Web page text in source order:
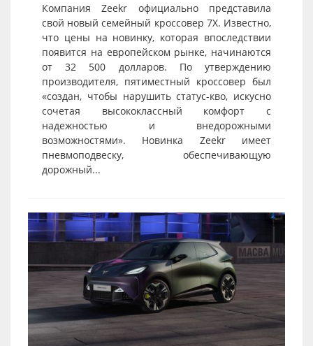
Компания Zeekr официально представила
свой новый семейный кроссовер 7X. Известно,
что цены на новинку, которая впоследствии
появится на европейском рынке, начинаются
от 32 500 долларов. По утверждению
производителя, пятиместный кроссовер был
«создан, чтобы нарушить статус-кво, искусно
сочетая высококлассный комфорт с
надежностью и внедорожными
возможностями». Новинка Zeekr имеет
пневмоподвеску, обеспечивающую
дорожный...